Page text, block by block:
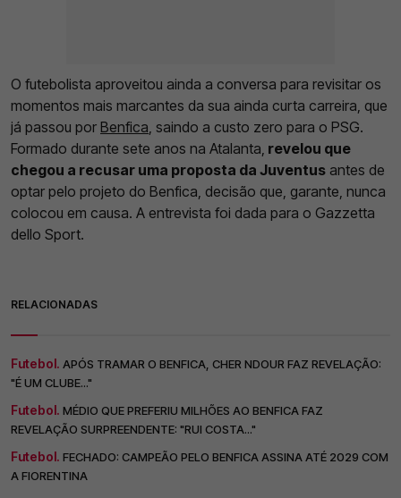
O futebolista aproveitou ainda a conversa para revisitar os
momentos mais marcantes da sua ainda curta carreira, que
já passou por Benfica , saindo a custo zero para o PSG.
Formado durante sete anos na Atalanta, revelou que
chegou a recusar uma proposta da Juventus antes de
optar pelo projeto do Benfica, decisão que, garante, nunca
colocou em causa. A entrevista foi dada para o Gazzetta
dello Sport.
RELACIONADAS
Futebol. APÓS TRAMAR O BENFICA, CHER NDOUR FAZ REVELAÇÃO:
"É UM CLUBE..."
Futebol. MÉDIO QUE PREFERIU MILHÕES AO BENFICA FAZ
REVELAÇÃO SURPREENDENTE: "RUI COSTA..."
Futebol. FECHADO: CAMPEÃO PELO BENFICA ASSINA ATÉ 2029 COM
A FIORENTINA